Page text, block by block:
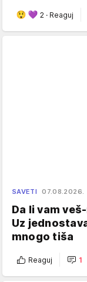
2 · Reaguj
SAVETI 07.08.2026.
Da li vam
Uz
mnogo tiša
Reaguj 1